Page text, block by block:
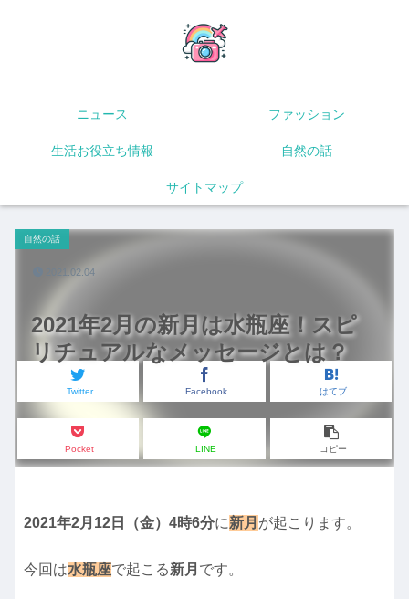
ニュース ファッション
生活お役立ち情報 自然の話
サイトマップ
2021年2月の新月は水瓶座！スピ
リチュアルなメッセージとは？
自然の話
Twitter Facebook はてブ
Pocket LINE コピー
2021.02.04
2021年2月12日（金）4時6分に新月 が起こります。
今回は水瓶座で起こる新月 です。